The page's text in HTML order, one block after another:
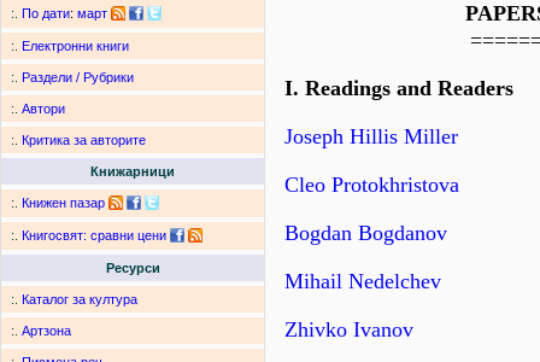
:. По дати: март
:. Електронни книги
:. Раздели / Рубрики
:. Автори
:. Критика за авторите
Книжарници
:. Книжен пазар
:. Книгосвят: сравни цени
Ресурси
:. Каталог за култура
:. Артзона
I. Readings and Readers
Joseph Hillis Miller
Cleo Protokhristova
Bogdan Bogdanov
Mihail Nedelchev
Zhivko Ivanov